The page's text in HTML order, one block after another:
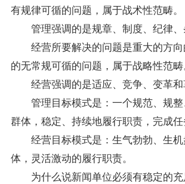
有规律可循的问题，属于战术性范畴。
管理强调的是规章、制度、纪律、
经营所要解决的问题是重大的方向
的无常规可循的问题，属于战略性范畴
经营强调的是适应、竞争、变革和
管理目标模式是：一个规范、规整
群体，稳定、持续地履行职责，完成任
经营目标模式是：生气勃勃、生机
体，灵活激动的履行职责。
为什么说新闻单位必须有稳定的充